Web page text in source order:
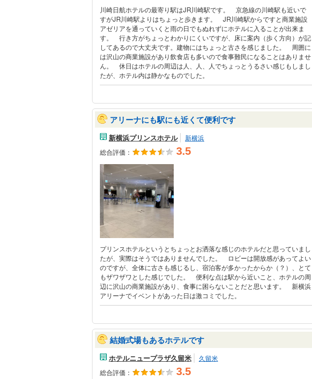
川崎日航ホテルの最寄り駅はJR川崎駅です。 京急線の川崎駅も近いで
すがJR川崎駅よりはちょっと歩きます。 JR川崎駅からですと商業施設
アゼリアを通っていくと雨の日でもぬれずにホテルに入ることが出来ま
す。 行き方がちょっとわかりにくいですが、床に案内（歩く方向）が記
してあるので大丈夫です。建物にはちょっと古さを感じました。 周囲に
は沢山の商業施設があり飲食店も多いので食事難民になることはありませ
ん。 休日はホテルの周辺は人、人、人でちょっとうるさい感じもしまし
たが、ホテル内は静かなものでした。
アリーナにも駅にも近くて便利です
新横浜プリンスホテル
新横浜
総合評価：
3.5
プリンスホテルというとちょっとお洒落な感じのホテルだと思っていまし
たが、実際はそうではありませんでした。 ロビーは開放感があってよい
のですが、全体に古さも感じるし、宿泊客が多かったからか（？）、とて
もザワザワとした感じでした。 便利な点は駅から近いこと、ホテルの周
辺に沢山の商業施設があり、食事に困らないことだと思います。 新横浜
アリーナでイベントがあった日は激コミでした。
結婚式場もあるホテルです
ホテルニュープラザ久留米
久留米
総合評価：
3.5